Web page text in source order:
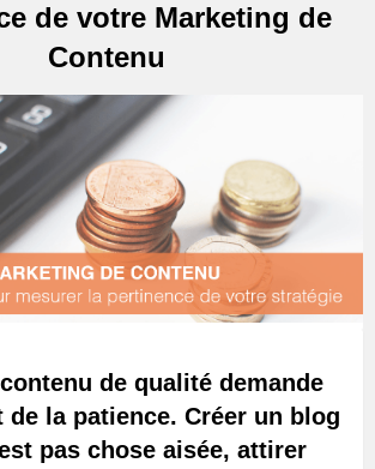
de votre Marketing de
Contenu
de qualité demande
de la patience. Créer un blog
pas chose aisée, attirer